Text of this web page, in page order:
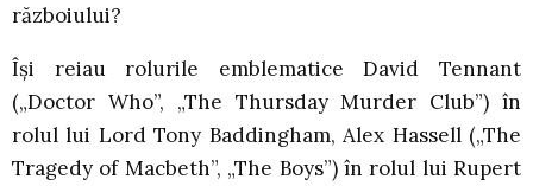
războiului?
Își reiau rolurile emblematice David Tennant
(„Doctor Who”, „The Thursday Murder Club”) în
rolul lui Lord Tony Baddingham, Alex Hassell („The
Tragedy of Macbeth”, „The Boys”) în rolul lui Rupert